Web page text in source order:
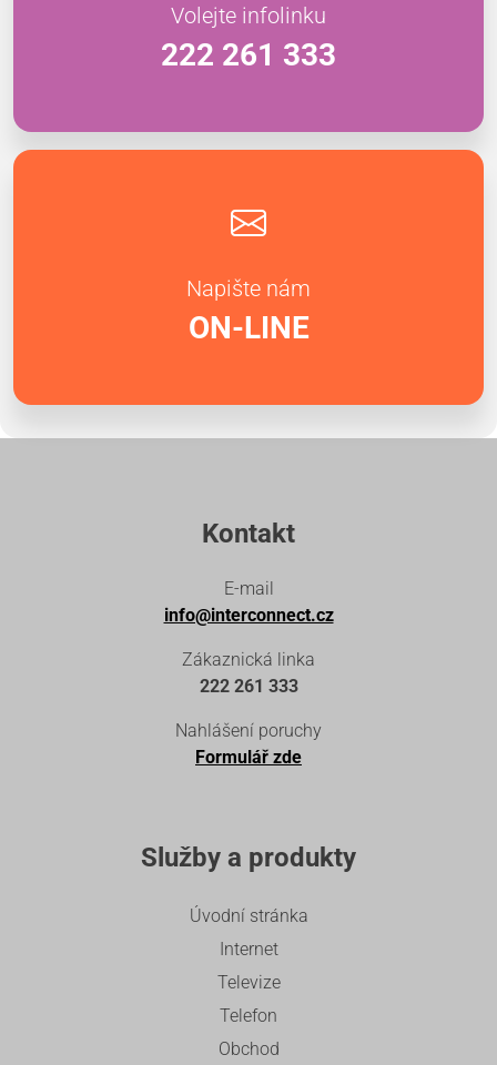
Volejte infolinku
222 261 333
Napište nám
ON-LINE
Kontakt
E-mail
info@interconnect.cz
Zákaznická linka
222 261 333
Nahlášení poruchy
Formulář zde
Služby a produkty
Úvodní stránka
Internet
Televize
Telefon
Obchod